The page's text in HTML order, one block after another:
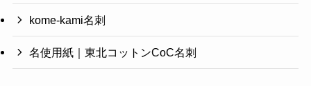
kome-kami名刺
名使用紙｜東北コットンCoC名刺